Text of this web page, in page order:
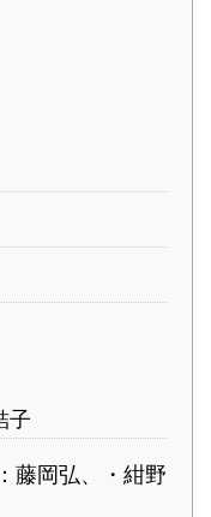
子
藤岡弘、・紺野